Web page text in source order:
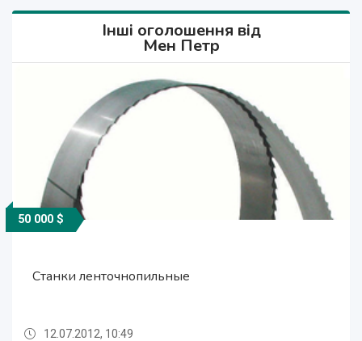
Інші оголошення від
Мен Петр
50 000 $
Станки ленточнопильные
50 000 $
Станки ленточнопильные
50 000 $
Станки ленточнопильные
12.07.2012, 10:49